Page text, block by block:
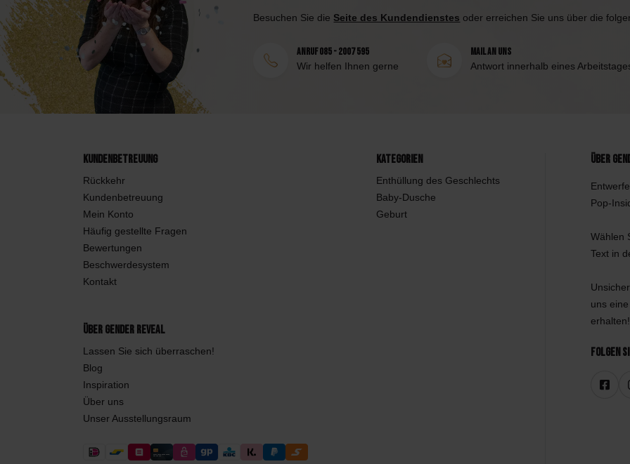
Besuchen Sie die Seite des Kundendienstes oder erreichen Sie uns über die
Anruf 085 - 2007 595
Wir helfen Ihnen gerne
Mail an uns
Antwort innerhalb eines
Kundenbetreuung
Rückkehr
Kundenbetreuung
Mein Konto
Häufig gestellte Fragen
Bewertungen
Beschwerdesystem
Kontakt
Kategorien
Enthüllung des Geschlechts
Baby-Dusche
Geburt
Über Gender Reveal
Lassen Sie sich überraschen!
Blog
Inspiration
Über uns
Unser Ausstellungsraum
Über
Pop-
Wählen
Text in
uns
erhalten!
Folgen